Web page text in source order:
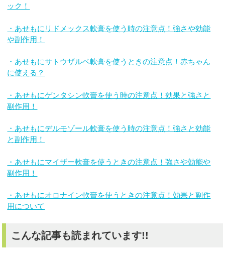
ック！
・あせもにリドメックス軟膏を使う時の注意点！強さや効能
や副作用！
・あせもにサトウザルベ軟膏を使うときの注意点！赤ちゃん
に使える？
・あせもにゲンタシン軟膏を使う時の注意点！効果と強さと
副作用！
・あせもにデルモゾール軟膏を使う時の注意点！強さと効能
と副作用！
・あせもにマイザー軟膏を使うときの注意点！強さや効能や
副作用！
・あせもにオロナイン軟膏を使うときの注意点！効果と副作
用について
こんな記事も読まれています!!